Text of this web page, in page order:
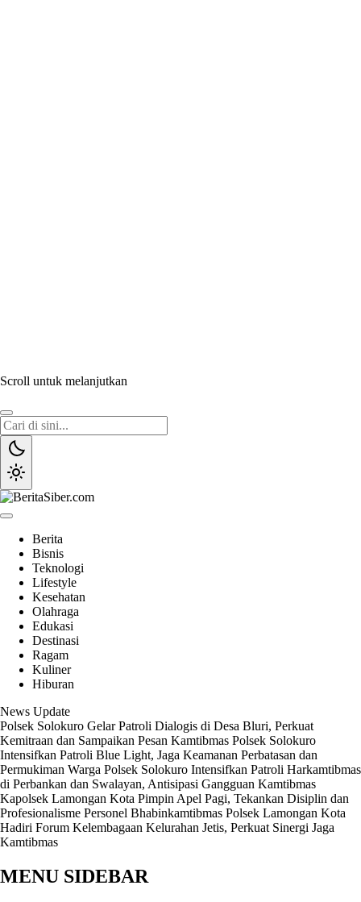
Scroll untuk melanjutkan
Berita
Bisnis
Teknologi
Lifestyle
Kesehatan
Olahraga
Edukasi
Destinasi
Ragam
Kuliner
Hiburan
News Update
Polsek Solokuro Gelar Patroli Dialogis di Desa Bluri, Perkuat
Kemitraan dan Sampaikan Pesan Kamtibmas Polsek Solokuro
Intensifkan Patroli Blue Light, Jaga Keamanan Perbatasan dan
Permukiman Warga Polsek Solokuro Intensifkan Patroli Harkamtibmas
di Perbankan dan Swalayan, Antisipasi Gangguan Kamtibmas
Kapolsek Lamongan Kota Pimpin Apel Pagi, Tekankan Disiplin dan
Profesionalisme Personel Bhabinkamtibmas Polsek Lamongan Kota
Hadiri Forum Kelembagaan Kelurahan Jetis, Perkuat Sinergi Jaga
Kamtibmas
MENU SIDEBAR